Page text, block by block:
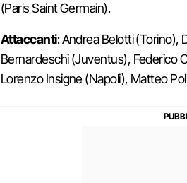
(Paris Saint Germain).
Attaccanti: Andrea Belotti (Torino),
Bernardeschi (Juventus), Federico
Lorenzo Insigne (Napoli), Matteo